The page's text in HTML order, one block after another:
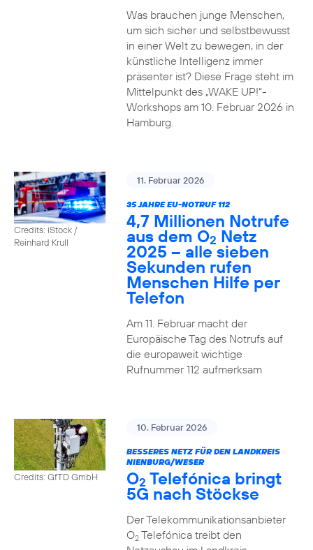
Was brauchen junge Menschen,
um sich sicher und selbstbewusst
in einer Welt zu bewegen, in der
künstliche Intelligenz immer
präsenter ist? Diese Frage steht im
Mittelpunkt des „WAKE UP!“-
Workshops am 10. Februar 2026 in
Hamburg.
Credits: iStock /
Reinhard Krull
11. Februar 2026
35 JAHRE EU-NOTRUF 112
4,7 Millionen Notrufe
aus dem O2 Netz
2025 – alle sieben
Sekunden rufen
Menschen Hilfe per
Telefon
Am 11. Februar macht der
Europäische Tag des Notrufs auf
die europaweit wichtige
Rufnummer 112 aufmerksam
Credits: GfTD GmbH
10. Februar 2026
BESSERES NETZ FÜR DEN LANDKREIS
NIENBURG/WESER
O2 Telefónica bringt
5G nach Stöckse
Der Telekommunikationsanbieter
O2Telefónica treibt den